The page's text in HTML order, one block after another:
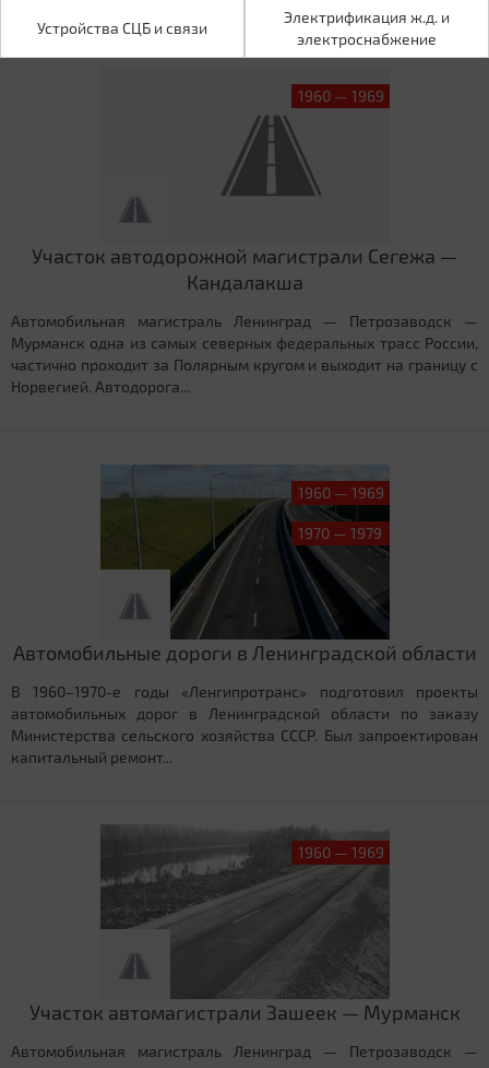
Электрификация ж.д. и
электроснабжение
Устройства СЦБ и связи
Электрификация ж.д. и
электроснабжение
1960 — 1969
Участок автодорожной магистрали Сегежа —
Кандалакша
Автомобильная магистраль Ленинград — Петрозаводск —
Мурманск одна из самых северных федеральных трасс России,
частично проходит за Полярным кругом и выходит на границу с
Норвегией. Автодорога...
1960 — 1969
1970 — 1979
Автомобильные дороги в Ленинградской области
В 1960–1970-е годы «Ленгипротранс» подготовил проекты
автомобильных дорог в Ленинградской области по заказу
Министерства сельского хозяйства СССР. Был запроектирован
капитальный ремонт...
1960 — 1969
Участок автомагистрали Зашеек — Мурманск
Автомобильная магистраль Ленинград — Петрозаводск —